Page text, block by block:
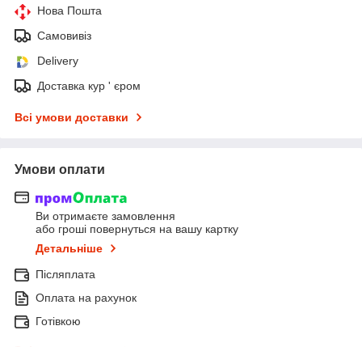
Нова Пошта
Самовивіз
Delivery
Доставка кур ' єром
Всі умови доставки
Умови оплати
Ви отримаєте замовлення
або гроші повернуться на вашу картку
Детальніше
Післяплата
Оплата на рахунок
Готівкою